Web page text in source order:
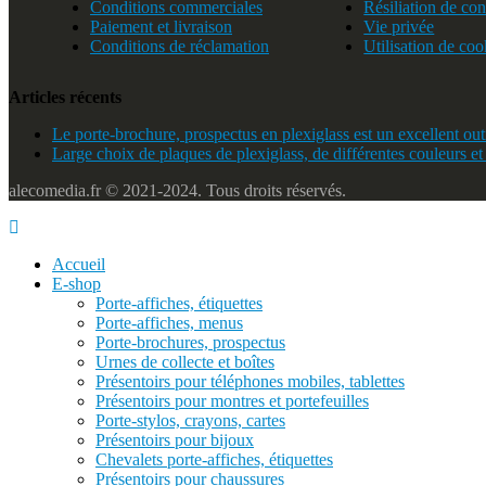
Conditions commerciales
Paiement et livraison
Conditions de réclamation
Résiliation de
Vie privée
Utilisation de
Articles récents
Le porte-brochure, prospectus en plexiglass est un excellent
Large choix de plaques de plexiglass, de différentes couleurs et
alecomedia.fr © 2021-2024. Tous droits réservés.
Accueil
E-shop
Porte-affiches, étiquettes
Porte-affiches, menus
Porte-brochures, prospectus
Urnes de collecte et boîtes
Présentoirs pour téléphones mobiles, tablettes
Présentoirs pour montres et portefeuilles
Porte-stylos, crayons, cartes
Présentoirs pour bijoux
Chevalets porte-affiches, étiquettes
Présentoirs pour chaussures